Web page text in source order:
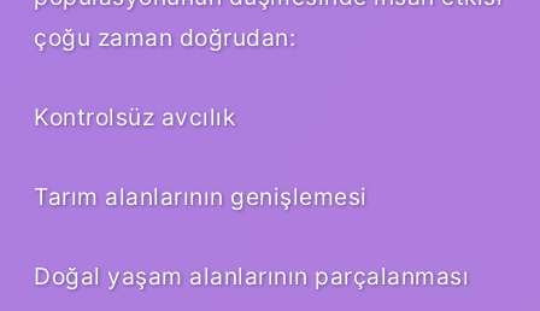
çoğu zaman doğrudan:
Kontrolsüz avcılık
Tarım alanlarının genişlemesi
Doğal yaşam alanlarının parçalanması